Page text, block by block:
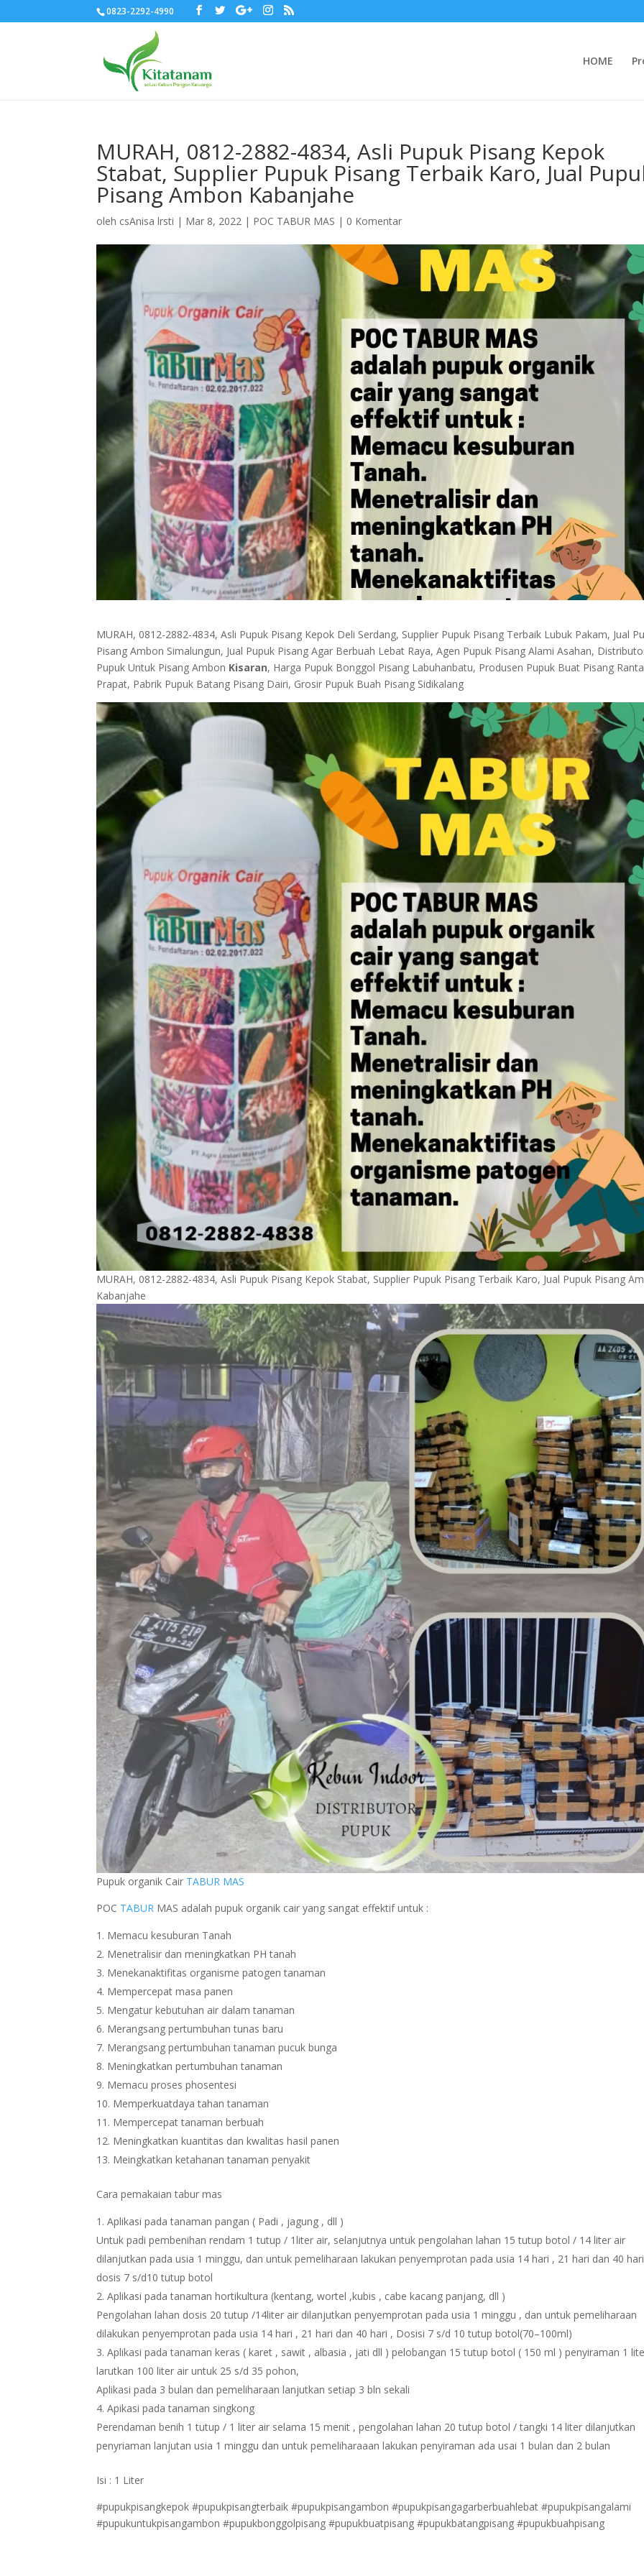
0823-2292-4990
HOME
MURAH, 0812-2882-4834, Asli Pupuk Pisang Kepok
Stabat, Supplier Pupuk Pisang Terbaik Karo, Jual
Pisang Ambon Kabanjahe
oleh csAnisa lrsti | Mar 8, 2022 | POC TABUR MAS | 0 Komentar
MURAH, 0812-2882-4834, Asli Pupuk Pisang Kepok Deli Serdang, Supplier Pupuk Pisang Terbaik Lubuk Pakam, Jual
Pisang Ambon Simalungun, Jual Pupuk Pisang Agar Berbuah Lebat Raya, Agen Pupuk Pisang Alami Asahan,
Pupuk Untuk Pisang Ambon Kisaran, Harga Pupuk Bonggol Pisang Labuhanbatu, Produsen Pupuk Buat Pisang
Prapat, Pabrik Pupuk Batang Pisang Dairi, Grosir Pupuk Buah Pisang Sidikalang
MURAH, 0812-2882-4834, Asli Pupuk Pisang Kepok Stabat, Supplier Pupuk Pisang Terbaik Karo, Jual Pupuk Pisang
Kabanjahe
Pupuk organik Cair TABUR MAS
POC TABUR MAS adalah pupuk organik cair yang sangat effektif untuk :
Memacu kesuburan Tanah
Menetralisir dan meningkatkan PH tanah
Menekanaktifitas organisme patogen tanaman
Mempercepat masa panen
Mengatur kebutuhan air dalam tanaman
Merangsang pertumbuhan tunas baru
Merangsang pertumbuhan tanaman pucuk bunga
Meningkatkan pertumbuhan tanaman
Memacu proses phosentesi
Memperkuatdaya tahan tanaman
Mempercepat tanaman berbuah
Meningkatkan kuantitas dan kwalitas hasil panen
Meingkatkan ketahanan tanaman penyakit
Cara pemakaian tabur mas
Aplikasi pada tanaman pangan ( Padi , jagung , dll )
Untuk padi pembenihan rendam 1 tutup / 1liter air, selanjutnya untuk pengolahan lahan 15 tutup botol / 14 liter air
dilanjutkan pada usia 1 minggu, dan untuk pemeliharaan lakukan penyemprotan pada usia 14 hari , 21 hari dan 40
dosis 7 s/d10 tutup botol
Aplikasi pada tanaman hortikultura (kentang, wortel ,kubis , cabe kacang panjang, dll )
Pengolahan lahan dosis 20 tutup /14liter air dilanjutkan penyemprotan pada usia 1 minggu , dan untuk pemeliharaan
dilakukan penyemprotan pada usia 14 hari , 21 hari dan 40 hari , Dosisi 7 s/d 10 tutup botol(70–100ml)
Aplikasi pada tanaman keras ( karet , sawit , albasia , jati dll ) pelobangan 15 tutup botol ( 150 ml ) penyiraman 1
larutkan 100 liter air untuk 25 s/d 35 pohon,
Aplikasi pada 3 bulan dan pemeliharaan lanjutkan setiap 3 bln sekali
Apikasi pada tanaman singkong
Perendaman benih 1 tutup / 1 liter air selama 15 menit , pengolahan lahan 20 tutup botol / tangki 14 liter dilanjutkan
penyriaman lanjutan usia 1 minggu dan untuk pemeliharaaan lakukan penyiraman ada usai 1 bulan dan 2 bulan
Isi : 1 Liter
#pupukpisangkepok #pupukpisangterbaik #pupukpisangambon #pupukpisangagarberbuahlebat #pupukpisangalami
#pupukuntukpisangambon #pupukbonggolpisang #pupukbuatpisang #pupukbatangpisang #pupukbuahpisang